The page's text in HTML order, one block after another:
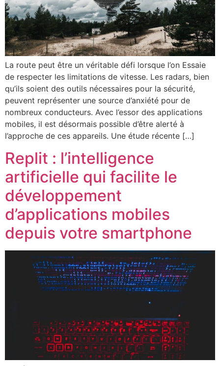
La route peut être un véritable défi lorsque l’on Essaie
de respecter les limitations de vitesse. Les radars, bien
qu’ils soient des outils nécessaires pour la sécurité,
peuvent représenter une source d’anxiété pour de
nombreux conducteurs. Avec l’essor des applications
mobiles, il est désormais possible d’être alerté à
l’approche de ces appareils. Une étude récente […]
Replit : l’intelligence
artificielle qui facilite le
développement
d’applications mobiles
depuis votre smartphone